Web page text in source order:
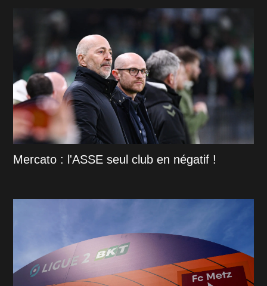
Mercato : l'ASSE seul club en négatif !